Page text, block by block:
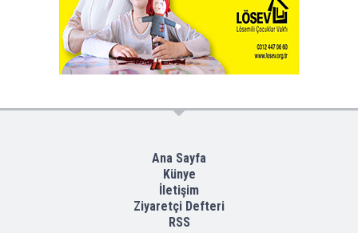
Ana Sayfa
Künye
İletişim
Ziyaretçi Defteri
RSS